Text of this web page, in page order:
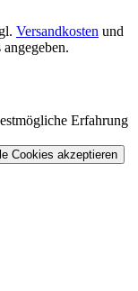
Versandkosten und
Erfahrung
Cookies akzeptieren